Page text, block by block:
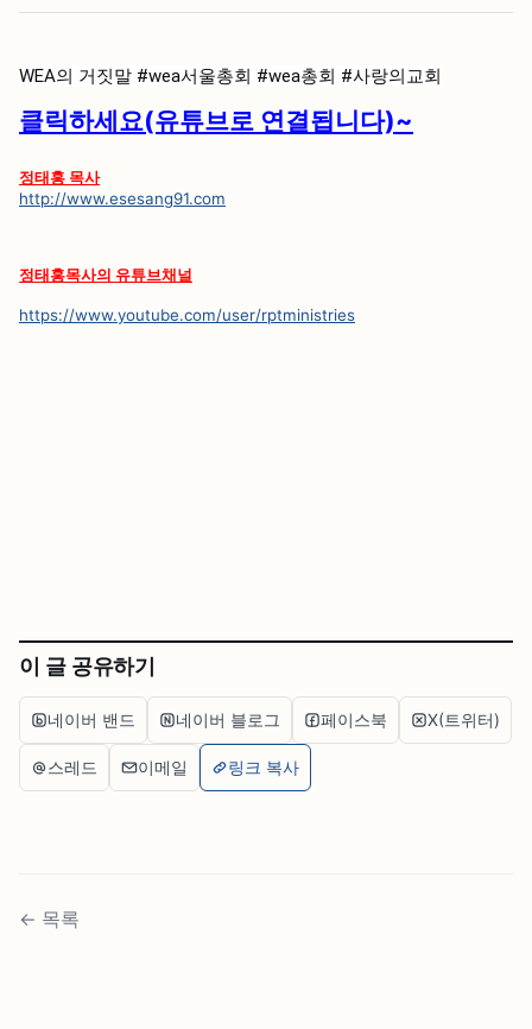
WEA의 거짓말 #wea서울총회 #wea총회 #사랑의교회
클릭하세요(유튜브로 연결됩니다)~
정태홍 목사
http://www.esesang91.com
정태홍목사의 유튜브채널
https://www.youtube.com/user/rptministries
이 글 공유하기
네이버 밴드 네이버 블로그 페이스북 X(트위터)
스레드 이메일 링크 복사
← 목록